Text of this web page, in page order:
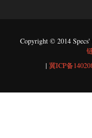
Copyright © 2014
| 冀ICP备